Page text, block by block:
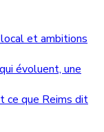
et ambitions
évoluent, une
ce que Reims dit